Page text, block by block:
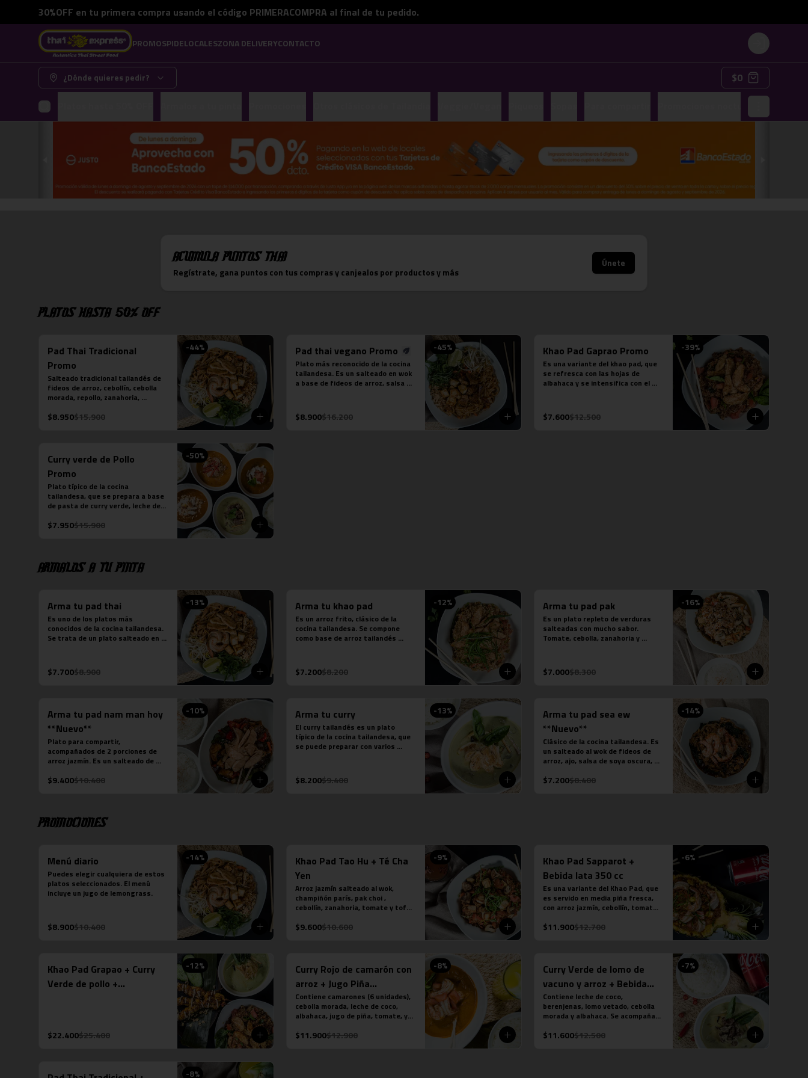
30%OFF en tu primera compra usando el código PRIMERACOMPRA al final de tu pedido.
PROMOSPIDELOCALESZONA DELIVERYCONTACTO Login
¿Dónde quieres pedir?
$0
AcumulaPuntos Thai
Regístrate, gana puntos con tus compras y canjealos por productos y más
Únete
Platos hasta 50% OFF
-44%
Pad Thai Tradicional
Promo
Salteado tradicional tailandés de
fideos de arroz, cebollín, cebolla
morada, repollo, zanahoria,
maní, diente de dragón, limón
$8.950$15.900
-45%
Pad thai vegano Promo
Plato más reconocido de la cocina
tailandesa. Es un salteado en wok
a base de fideos de arroz, salsa
cilantro, diente de dragón, tofu y
limón sutil. No contiene salsa de
$8.900$16.200
-39%
Khao Pad Gaprao Promo
Es una variante del khao pad, que
se refresca con las hojas de
albahaca y se intensifica con el
salsa picante.
*Plato levemente picante
$7.600$12.500
-50%
Curry verde de Pollo
Promo
Plato típico de la cocina
tailandesa, que se prepara a base
de pasta de curry verde, leche de
albahaca.  (contiene salsa de
$7.950$15.900
Armalos a tu pinta
-13%
Arma tu pad thai
Es uno de los platos más
conocidos de la cocina tailandesa.
Se trata de un plato salteado en
tamarindo, repollo, zanahoria,
cebolla, maní, cebollín, cilantro,
$7.700$8.900
-12%
Arma tu khao pad
Es un arroz frito, clásico de la
cocina tailandesa. Se compone
como base de arroz tailandés
ostra, salsa de pescado y salsa
tamarindo.
$7.200$8.200
-16%
Arma tu pad pak
Es un plato repleto de verduras
salteadas con mucho sabor.
Tomate, cebolla, zanahoria y
Contiene salsa de ostra y salsa de
pescado.
$7.000$8.300
-10%
Arma tu pad nam man hoy
**Nuevo**
Plato para compartir,
acompañados de 2 porciones de
arroz jazmín. Es un salteado de
pimentón rojo, cebolla, cebollín
agregar.
$9.400$10.400
-13%
Arma tu curry
El curry tailandés es un plato
típico de la cocina tailandesa, que
se puede preparar con varios
proteínas o verduras. Es un plato
levemente picante.
-Panang: Maní y pimentón rojo
-Rojo: Cebolla morada, albahaca
fresca, jugo de piña y tomate
-Verde: Berenjenas, cebolla
morada y albahaca fresca
$8.200$9.400
-14%
Arma tu pad sea ew
**Nuevo**
Clásico de la cocina tailandesa. Es
un salteado al wok de fideos de
arroz, ajo, salsa de soya oscura,
la proteína que elijas. Plato
$7.200$8.400
Promociones
-14%
Menú diario
Puedes elegir cualquiera de estos
platos seleccionados. El menú
incluye un jugo de lemongrass.
$8.900$10.400
-9%
Khao Pad Tao Hu + Té Cha
Yen
Arroz jazmín salteado al wok,
champiñón parís, pak choi ,
cebollín, zanahoria, tomate y tofu.
vegetariana y salsa de tamarindo.
$9.600$10.600
-6%
Khao Pad Sapparot +
Bebida lata 350 cc
Es una variante del Khao Pad, que
es servido en media piña fresca,
con arroz jazmín, cebollín, tomate,
unidades). *Plato levemente
para delivery no se envÍa cuenco
de piña.
$11.900$12.700
-12%
Khao Pad Grapao + Curry
Verde de pollo +
$22.400$25.400
-8%
Curry Rojo de camarón con
arroz + Jugo Piña
Albahaca
Contiene camarones (6 unidades),
cebolla morada, leche de coco,
albahaca, jugo de piña, tomate, y
arroz jazmín. (contiene salsa de
$11.900$12.900
-7%
Curry Verde de lomo de
vacuno y arroz + Bebida
lata 350 cc
Contiene leche de coco,
berenjenas, lomo vetado, cebolla
morada y albahaca. Se acompaña
(contiene salsa de pescado). Más
$11.600$12.500
-8%